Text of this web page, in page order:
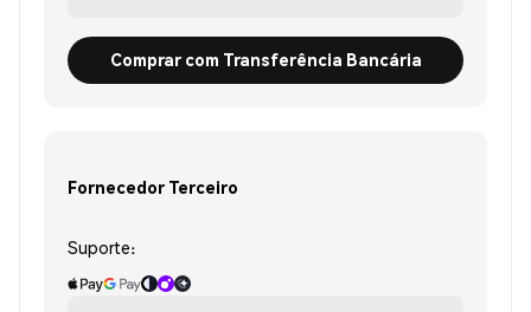
Comprar com Transferência Bancária
Fornecedor Terceiro
Suporte: